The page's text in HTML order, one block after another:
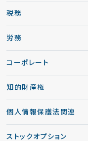
税務
労務
コーポレート
知的財産権
個人情報保護法関連
ストックオプション